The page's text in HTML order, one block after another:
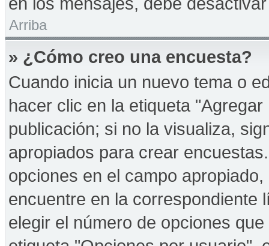
Arriba
» ¿Cómo creo una encuesta?
Cuando inicia un nuevo tema o
hacer clic en la etiqueta
publicación; si no la visualiza,
apropiados para crear
opciones en el campo
encuentre en la correspondiente
elegir el número de opciones